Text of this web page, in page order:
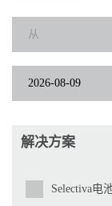
解决方案
Selectiva电